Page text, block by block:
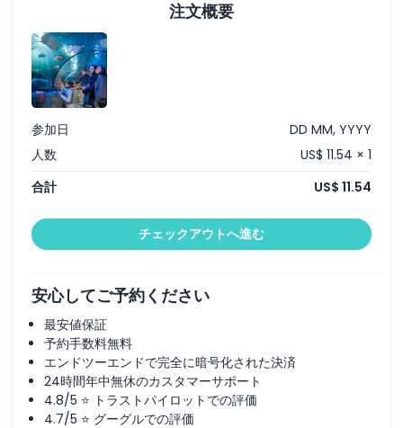
子供／大人ポリシー
除外事項
営業時間
注意事項
場所
利用規約
キャンセルポリシー
注文概要
参加日
DD MM, YYYY
人数
US$ 11.54 × 1
合計
US$ 11.54
チェックアウトへ進む
安心してご予約ください
最安値保証
予約手数料無料
エンドツーエンドで完全に暗号化された決済
24時間年中無休のカスタマーサポート
4.8/5 ⭐ トラストパイロットでの評価
4.7/5 ⭐ グーグルでの評価